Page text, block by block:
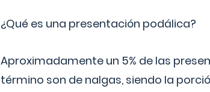
¿Qué es una presentación podálica?
Aproximadamente un 5% de las
término son de nalgas, siendo la